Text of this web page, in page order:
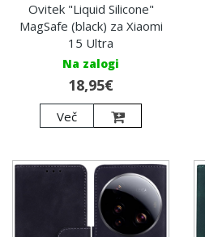
Ovitek "Liquid Silicone"
MagSafe (black) za Xiaomi
15 Ultra
Na zalogi
18,95€
Več